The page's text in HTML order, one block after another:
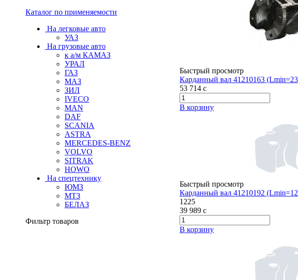
Каталог по применяемости
На легковые авто
УАЗ
На грузовые авто
к а/м КАМАЗ
УРАЛ
ГАЗ
МАЗ
ЗИЛ
IVECO
MAN
DAF
SCANIA
ASTRA
MERCEDES-BENZ
VOLVO
SITRAK
HOWO
На спецтехнику
ЮМЗ
МТЗ
БЕЛАЗ
Фильтр товаров
Быстрый просмотр
Карданный вал 41210163
53 714 c
В корзину
Быстрый просмотр
Карданный вал 41210192
1225
39 989 c
В корзину